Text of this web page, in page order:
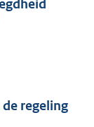
regeling